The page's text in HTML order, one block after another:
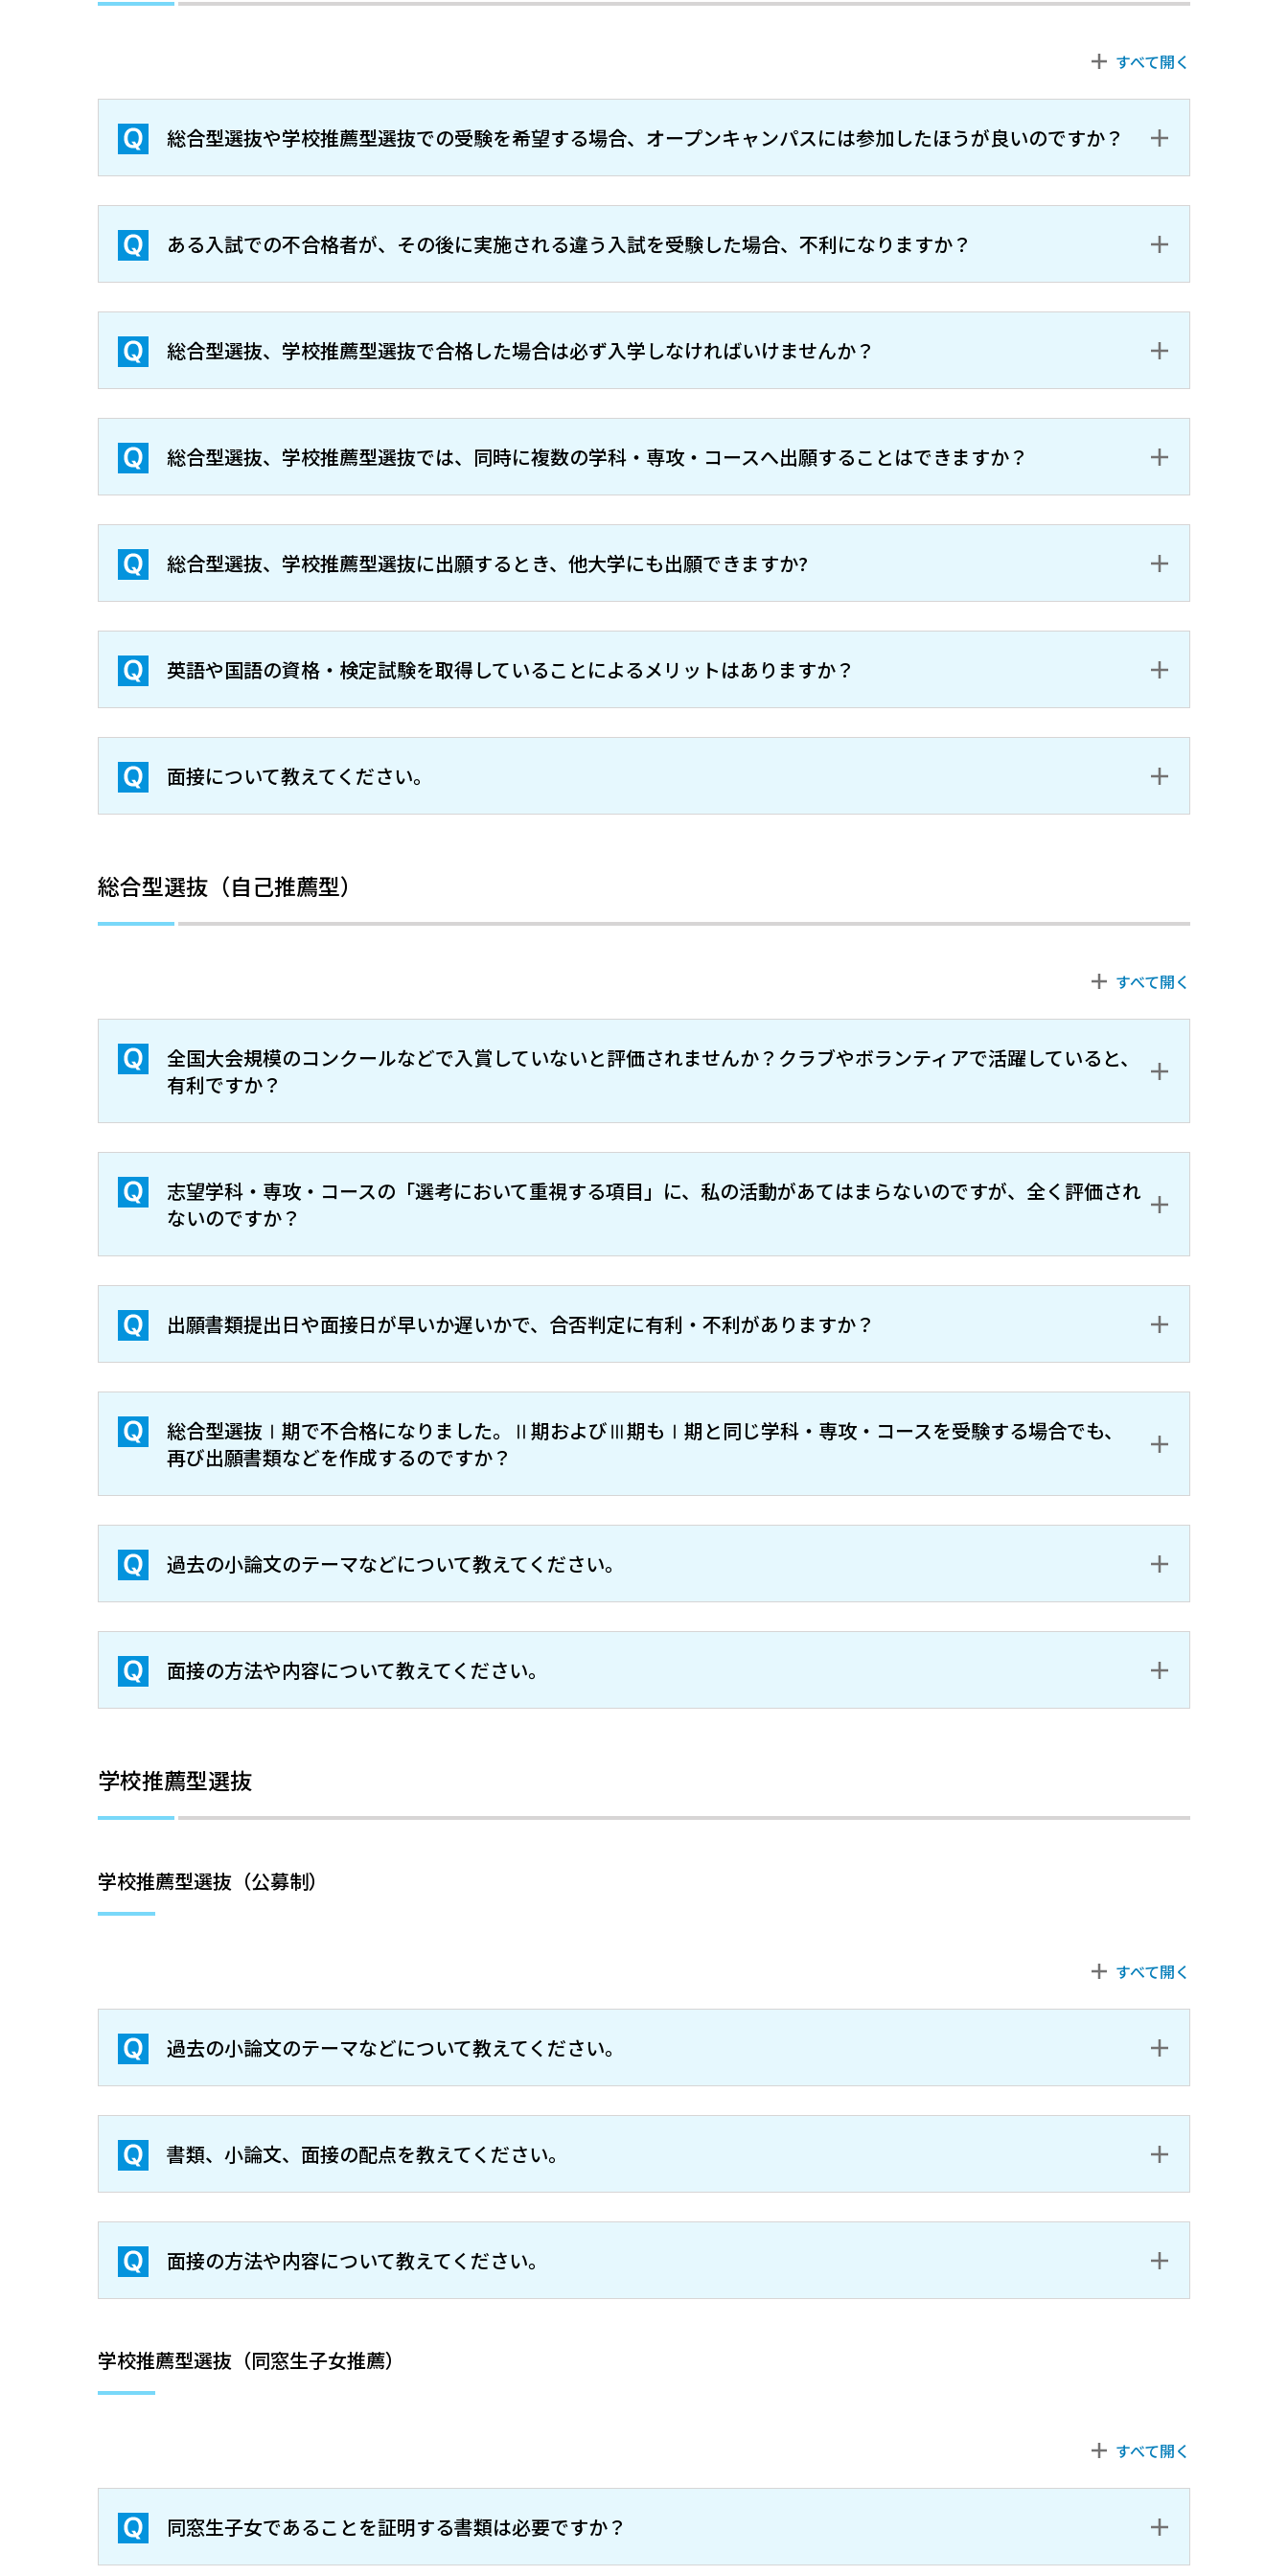
総合型選抜や学校推薦型選抜での受験を希望する場合、オープンキャンパスには参加したほうが良いのですか？
ある入試での不合格者が、その後に実施される違う入試を受験した場合、不利になりますか？
総合型選抜、学校推薦型選抜で合格した場合は必ず入学しなければいけませんか？
総合型選抜、学校推薦型選抜では、同時に複数の学科・専攻・コースへ出願することはできますか？
総合型選抜、学校推薦型選抜に出願するとき、他大学にも出願できますか?
英語や国語の資格・検定試験を取得していることによるメリットはありますか？
面接について教えてください。
総合型選抜（自己推薦型）
全国大会規模のコンクールなどで入賞していないと評価されませんか？クラブやボランティアで活躍していると、
有利ですか？
志望学科・専攻・コースの「選考において重視する項目」に、私の活動があてはまらないのですが、全く評価され
ないのですか？
出願書類提出日や面接日が早いか遅いかで、合否判定に有利・不利がありますか？
総合型選抜Ⅰ期で不合格になりました。Ⅱ期およびⅢ期もⅠ期と同じ学科・専攻・コースを受験する場合でも、
再び出願書類などを作成するのですか？
過去の小論文のテーマなどについて教えてください。
面接の方法や内容について教えてください。
学校推薦型選抜
学校推薦型選抜（公募制）
過去の小論文のテーマなどについて教えてください。
書類、小論文、面接の配点を教えてください。
面接の方法や内容について教えてください。
学校推薦型選抜（同窓生子女推薦）
同窓生子女であることを証明する書類は必要ですか？